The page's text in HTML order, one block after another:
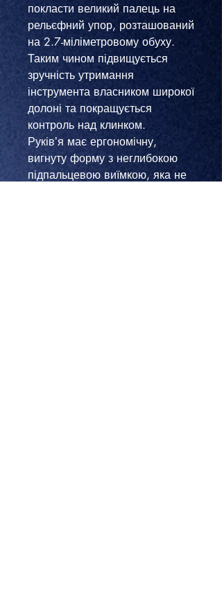
покласти великий палець на
рельєфний упор, розташований
на 2.7-міліметровому обуху.
Таким чином підвищується
зручність утримання
інструмента власником широкої
долоні та покращується
контроль над клинком.
Руківʼя має ергономічну,
вигнуту форму з неглибокою
підпальцевою виїмкою, яка не